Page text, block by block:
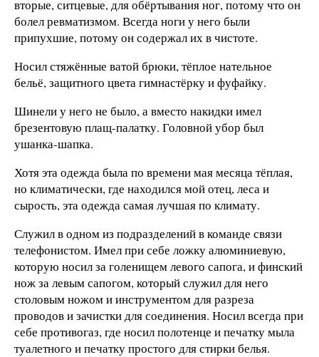
вторые, ситцевые, для обёртывания ног, потому что он
болел ревматизмом. Всегда ноги у него были
припухшие, потому он содержал их в чистоте.
Носил стяжённые ватой брюки, тёплое нательное
бельё, защитного цвета гимнастёрку и фуфайку.
Шинели у него не было, а вместо накидки имел
брезентовую плащ-палатку. Головной убор был
ушанка-шапка.
Хотя эта одежда была по времени мая месяца тёплая,
но климатически, где находился мой отец, леса и
сырость, эта одежда самая лучшая по климату.
Служил в одном из подразделений в команде связи
телефонистом. Имел при себе ложку алюминиевую,
которую носил за голенищем левого сапога, и финский
нож за левым сапогом, который служил для него
столовым ножом и инструментом для разреза
проводов и зачистки для соединения. Носил всегда при
себе противогаз, где носил полотенце и печатку мыла
туалетного и печатку простого для стирки белья.